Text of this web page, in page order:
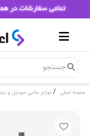
صفحه اصلی / لوازم جانبی موبایل و